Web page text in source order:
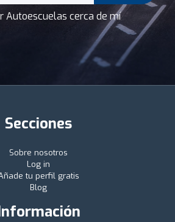
Autoescuelas cerca de mí
Secciones
Sobre nosotros
Log in
tu perfil gratis
Blog